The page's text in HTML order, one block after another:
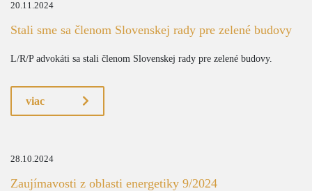
20.11.2024
Stali sme sa členom Slovenskej rady pre zelené budovy
L/R/P advokáti sa stali členom Slovenskej rady pre zelené budovy.
viac
28.10.2024
Zaujímavosti z oblasti energetiky 9/2024